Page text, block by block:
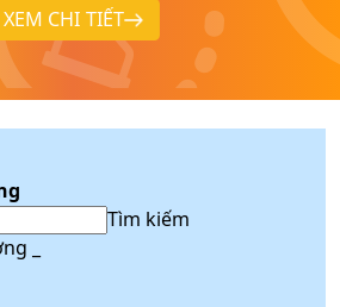
XEM CHI TIẾT
Tìm kiếm
_